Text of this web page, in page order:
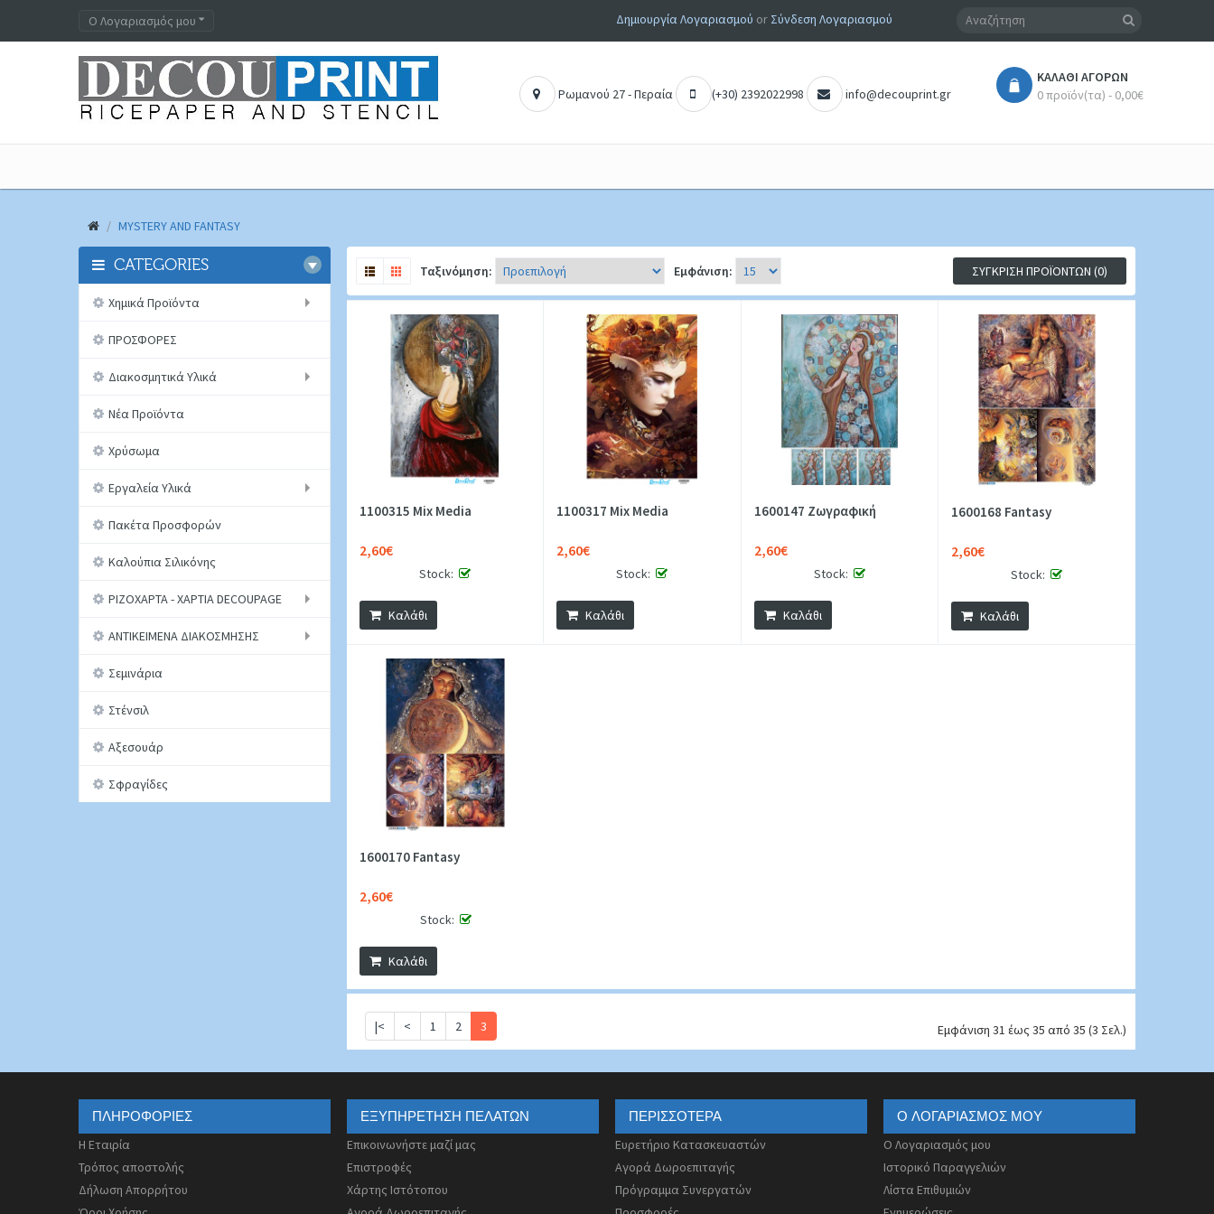
Ο Λογαριασμός μου Δημιουργία Λογαριασμού or Σύνδεση Λογαριασμού
Ρωμανού 27 - Περαία (+30) 2392022998 info@decouprint.gr
ΚΑΛΆΘΙ ΑΓΟΡΏΝ
0 προϊόν(τα) - 0,00€
MYSTERY AND FANTASY
CATEGORIES
Χημικά Προϊόντα
ΠΡΟΣΦΟΡΕΣ
Διακοσμητικά Υλικά
Νέα Προϊόντα
Χρύσωμα
Εργαλεία Υλικά
Πακέτα Προσφορών
Καλούπια Σιλικόνης
ΡΙΖΟΧΑΡΤΑ - ΧΑΡΤΙΑ DECOUPAGE
ΑΝΤΙΚΕΙΜΕΝΑ ΔΙΑΚΟΣΜΗΣΗΣ
Σεμινάρια
Στένσιλ
Αξεσουάρ
Σφραγίδες
ΣΎΓΚΡΙΣΗ ΠΡΟΪΌΝΤΩΝ (0)
Ταξινόμηση: Εμφάνιση:
1100315 Mix Media
2,60€
Stock:
Καλάθι
1100317 Mix Media
2,60€
Stock:
Καλάθι
1600147 Ζωγραφική
2,60€
Stock:
Καλάθι
1600168 Fantasy
2,60€
Stock:
Καλάθι
1600170 Fantasy
2,60€
Stock:
Καλάθι
|< < 1 2 3 Εμφάνιση 31 έως 35 από 35 (3 Σελ.)
ΠΛΗΡΟΦΟΡΊΕΣ
Η Εταιρία
Τρόπος αποστολής
Δήλωση Απορρήτου
ΕΞΥΠΗΡΈΤΗΣΗ ΠΕΛΑΤΏΝ
Επικοινωνήστε μαζί μας
Επιστροφές
Χάρτης Ιστότοπου
ΠΕΡΙΣΣΌΤΕΡΑ
Ευρετήριο Κατασκευαστών
Αγορά Δωροεπιταγής
Πρόγραμμα Συνεργατών
Ο ΛΟΓΑΡΙΑΣΜΌΣ ΜΟΥ
Ο Λογαριασμός μου
Ιστορικό Παραγγελιών
Λίστα Επιθυμιών